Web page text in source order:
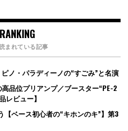
RANKING
まれている記事
ノ・パラディーノの“すごみ”と名演
品位プリアンプ／ブースター“PE-2
レビュー】
【ベース初心者の“キホンのキ”】第3